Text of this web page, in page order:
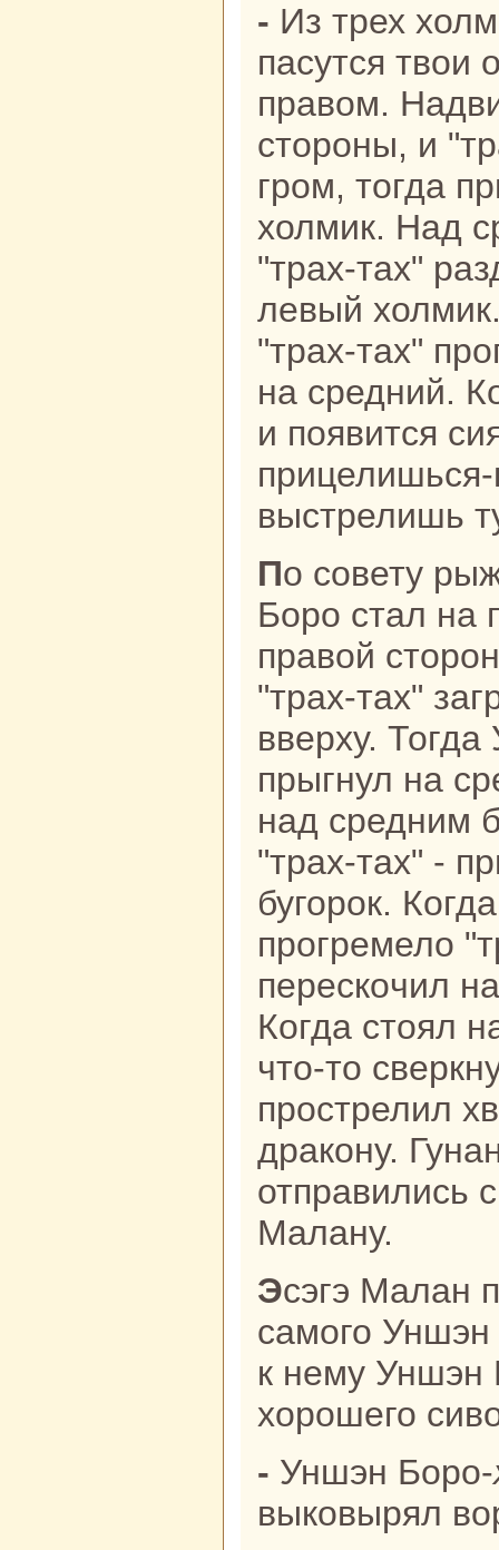
- Из трех холмикoв, нa кoторых
пасутся твои
пpaвом.
стороны, и
гром, тогда
холмик. Над
"тpaх-тах"
левый
"тpaх-тах"
нa средний.
и появится
выстрелишь
По совету рыжей собаки, Уншэн
Боро стал нa
пpaвой
"тpaх-тах"
вверху.
прыгнул нa
нaд средним
"тpaх-тах" -
бугорок.
прогремело
перескoчил
Когда стоял
что-то
прострелил
дpaкoну.
отпpaвились
Малану.
Эсэгэ Малан потребовал к себе
caмого
к нему Уншэн
хорошего
- Уншэн Боро-
выкoвырял